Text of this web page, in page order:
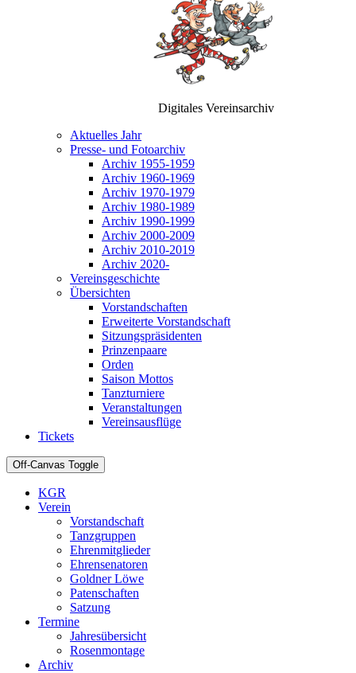
Digitales Vereinsarchiv
Aktuelles Jahr
Presse- und Fotoarchiv
Archiv 1955-1959
Archiv 1960-1969
Archiv 1970-1979
Archiv 1980-1989
Archiv 1990-1999
Archiv 2000-2009
Archiv 2010-2019
Archiv 2020-
Vereinsgeschichte
Übersichten
Vorstandschaften
Erweiterte Vorstandschaft
Sitzungspräsidenten
Prinzenpaare
Orden
Saison Mottos
Tanzturniere
Veranstaltungen
Vereinsausflüge
Tickets
Off-Canvas Toggle
KGR
Verein
Vorstandschaft
Tanzgruppen
Ehrenmitglieder
Ehrensenatoren
Goldner Löwe
Patenschaften
Satzung
Termine
Jahresübersicht
Rosenmontage
Archiv